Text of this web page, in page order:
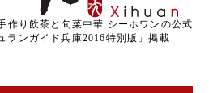
作り飲茶と旬菜中華 シーホワンの公式
ランガイド兵庫2016特別版」掲載